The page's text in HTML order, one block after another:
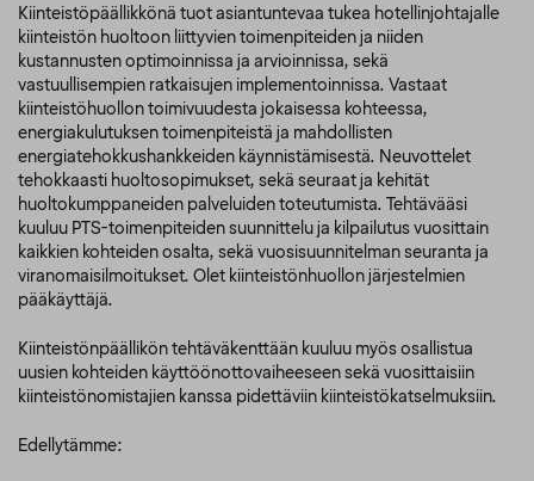
Kiinteistöpäällikkönä tuot asiantuntevaa tukea hotellinjohtajalle
kiinteistön huoltoon liittyvien toimenpiteiden ja niiden
kustannusten optimoinnissa ja arvioinnissa, sekä
vastuullisempien ratkaisujen implementoinnissa. Vastaat
kiinteistöhuollon toimivuudesta jokaisessa kohteessa,
energiakulutuksen toimenpiteistä ja mahdollisten
energiatehokkushankkeiden käynnistämisestä. Neuvottelet
tehokkaasti huoltosopimukset, sekä seuraat ja kehität
huoltokumppaneiden palveluiden toteutumista. Tehtävääsi
kuuluu PTS-toimenpiteiden suunnittelu ja kilpailutus vuosittain
kaikkien kohteiden osalta, sekä vuosisuunnitelman seuranta ja
viranomaisilmoitukset. Olet kiinteistönhuollon järjestelmien
pääkäyttäjä.
Kiinteistönpäällikön tehtäväkenttään kuuluu myös osallistua
uusien kohteiden käyttöönottovaiheeseen sekä vuosittaisiin
kiinteistönomistajien kanssa pidettäviin kiinteistökatselmuksiin.
Edellytämme: